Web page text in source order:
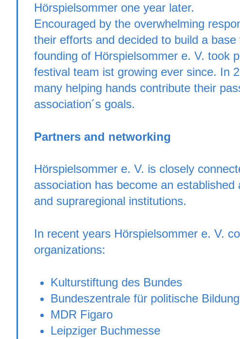
Hörspielsommer one year later.
Encouraged by the overwhelming
their efforts and decided to build a
founding of Hörspielsommer e. V. took
festival team ist growing ever since. In
many helping hands contribute their
association´s goals.
Partners and networking
Hörspielsommer e. V. is closely
association has become an
and supraregional institutions.
In recent years Hörspielsommer e. V.
organizations:
Kulturstiftung des Bundes
Bundeszentrale für politische Bildung
MDR Figaro
Leipziger Buchmesse